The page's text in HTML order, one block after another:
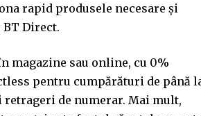
rapid produsele necesare și
Direct.
magazine sau online, cu 0%
pentru cumpărături de până
de numerar. Mai mult,